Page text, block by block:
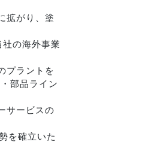
拡がり、塗
の海外事業
プラントを
部品ライン
サービスの
を確立いた